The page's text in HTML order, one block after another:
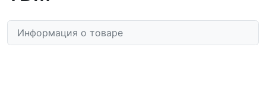
Информация о товаре